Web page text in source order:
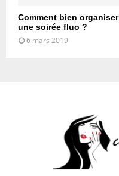
Comment bien organiser
une soirée fluo ?
6 mars 2019